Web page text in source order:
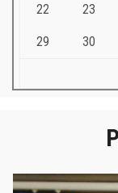
22 23
29 30